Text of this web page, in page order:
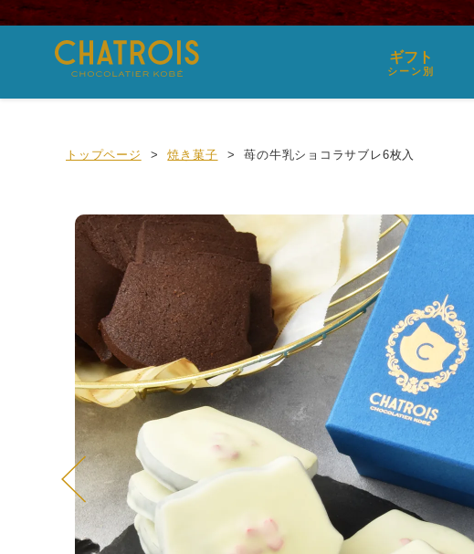
ギフト
シーン別
トップページ 焼き菓子 苺の牛乳ショコラサブレ6枚入